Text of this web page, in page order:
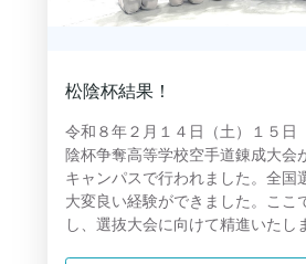
松陰杯結果！
令和８年２月１４日（土）１５日
陰杯争奪高等学校空手道錬成大会
キャンパスで行われました。全国
大変良い経験ができました。ここ
し、選抜大会に向けて精進いた